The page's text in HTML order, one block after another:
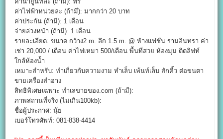
ค่าไฟฟ้าหน่วยละ (ถ้ามี): มากกว่า 20 บาท
ค่าประกัน (ถ้ามี): 1 เดือน
จ่ายล่วงหน้า (ถ้ามี): 1 เดือน
รายละเอียด: ขนาด กว้าง2 m. ลึก 1.5 m. @ ห้างแฟชั่น รามอินทรา ค่า
เช่า 20,000 / เดือน ค่าไฟเหมา 500/เดือน พื้นที่สวย ห้องมุม ติดลิฟท์
ใกล้ห้องน้ำ
เหมาะสำหรับ: ทำเกี่ยวกับความงาม ทำเล็บ เพ้นท์เล็บ สักคิ้ว ต่อขนตา
ขายเครื่องสำอาง
สิทธิพิเศษเฉพาะ ทำเลขายของ.com (ถ้ามี):
ภาพสถานที่จริง (ไม่เกิน100kb):
ชื่อผู้ประกาศ: นุ้ย
เบอร์โทรศัพท์: 081-838-4414